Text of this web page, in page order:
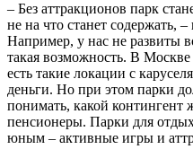
– Без аттракционов парк
не на что станет содержать,
Например, у нас не развиты
такая возможность. В
есть такие локации с
деньги. Но при этом парки
понимать, какой контингент
пенсионеры. Парки для
юным – активные игры и